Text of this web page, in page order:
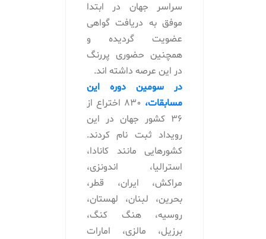
سراسر جهان در ابتدا
موفق به دریافت گواهی
عضویت گردیده و
همچنین حضوری پررنگ
در این عرصه داشته اند.
در سومین دوره این
مسابقات،
830 اختراع از
36 کشور جهان در این
رویداد ثبت نام کردند.
کشورهایی مانند کانادا،
استرالیا، اندونزی،
مراکش، ایران، قطر،
بحرین، لبنان، لهستان،
روسیه، هنگ کنگ،
برزیل، مالزی، امارات